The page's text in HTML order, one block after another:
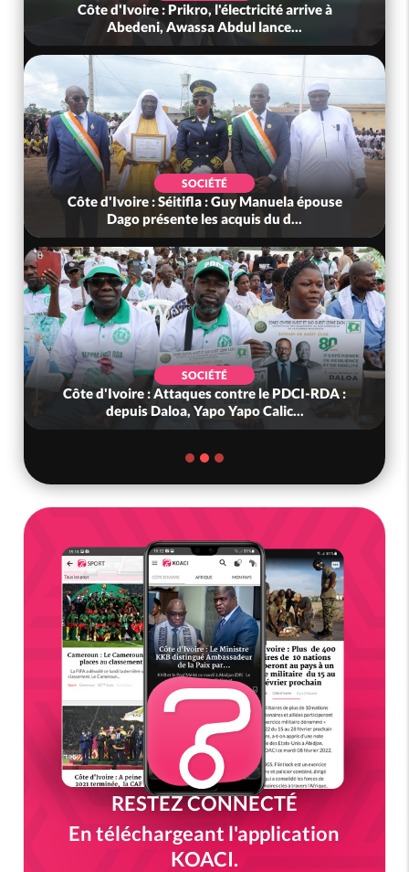
Côte d'Ivoire : Prikro, l'électricité arrive à
Abedeni, Awassa Abdul lance...
SOCIÉTÉ
Côte d'Ivoire : Séitifla : Guy Manuela épouse
Dago présente les acquis du d...
SOCIÉTÉ
Côte d'Ivoire : Attaques contre le PDCI-RDA :
depuis Daloa, Yapo Yapo Calic...
RESTEZ CONNECTÉ
En téléchargeant l'application
KOACI.